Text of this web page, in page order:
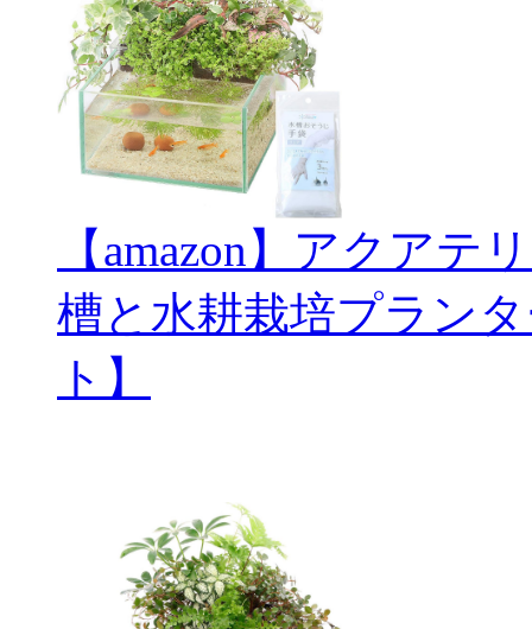
【amazon】アクアテ
槽と水耕栽培プラン
ト】